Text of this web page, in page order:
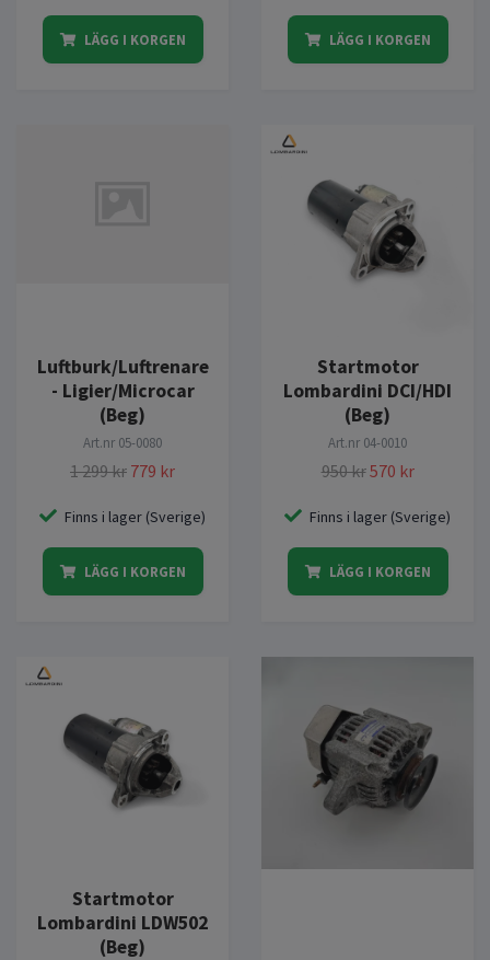
LÄGG I KORGEN LÄGG I KORGEN
Luftburk/Luftrenare
- Ligier/Microcar
(Beg)
Art.nr 05-0080
1 299 kr 779 kr
Finns i lager (Sverige)
LÄGG I KORGEN
Startmotor
Lombardini DCI/HDI
(Beg)
Art.nr 04-0010
950 kr570 kr
Finns i lager (Sverige)
LÄGG I KORGEN
Startmotor
Lombardini LDW502
(Beg)